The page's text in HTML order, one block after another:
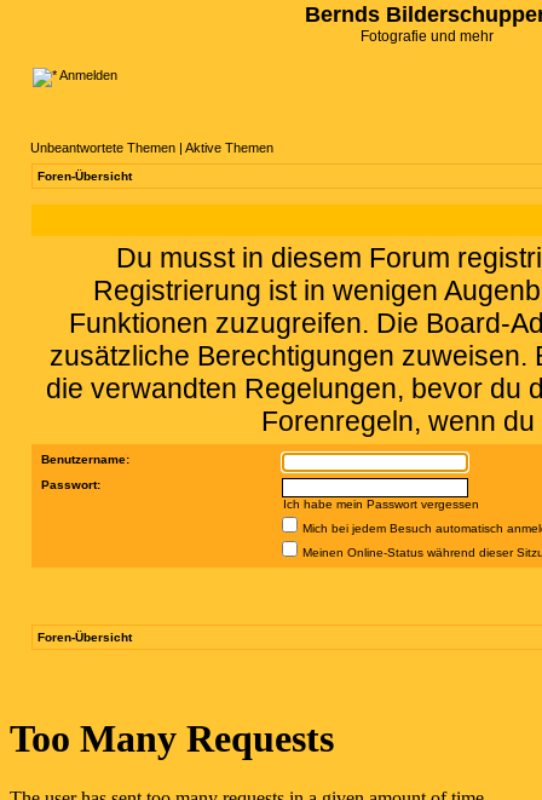
Bernds
Fotografie und mehr
Anmelden
Unbeantwortete Themen | Aktive Themen
Foren-Übersicht
Du musst in diesem Forum
Registrierung ist in wenigen
Funktionen zuzugreifen. Die Board-
zusätzliche Berechtigungen
die verwandten Regelungen, bevor du
Forenregeln, wenn
Benutzername:
Passwort:
Ich habe mein Passwort vergessen
Mich bei jedem Besuch automatisch
Meinen Online-Status während dieser
Foren-Übersicht